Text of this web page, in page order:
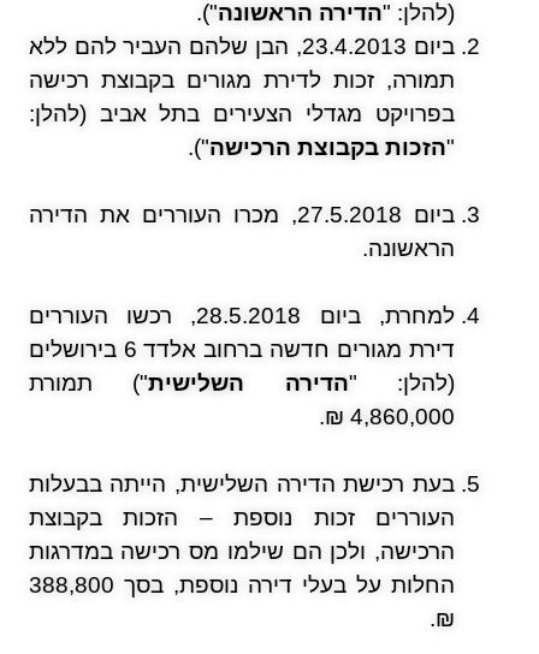
(להלן: "הדירה הראשונה").
ביום 23.4.2013, הבן שלהם העביר להם ללא
תמורה, זכות לדירת מגורים בקבוצת רכישה
בפרויקט מגדלי הצעירים בתל אביב (להלן:
"הזכות בקבוצת הרכישה").
ביום 27.5.2018, מכרו העוררים את הדירה
הראשונה.
למחרת, ביום 28.5.2018, רכשו העוררים
דירת מגורים חדשה ברחוב אלדד 6 בירושלים
(להלן: "הדירה השלישית") תמורת
4,860,000 ₪.
בעת רכישת הדירה השלישית, הייתה בבעלות
העוררים זכות נוספת – הזכות בקבוצת
הרכישה, ולכן הם שילמו מס רכישה במדרגות
החלות על בעלי דירה נוספת, בסך 388,800
₪.